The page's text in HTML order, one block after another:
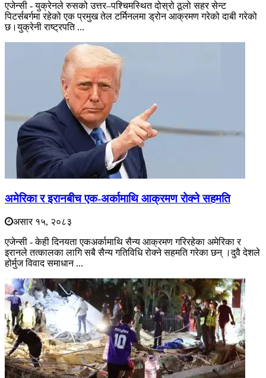
एजेन्सी - युक्रेनले रुसको उत्तर–पश्चिमस्थित दोस्रो ठूलो सहर सेन्ट
पिटर्सबर्गमा रहेको एक प्रमुख तेल टर्मिनलमा ड्रोन आक्रमण गरेको दाबी गरेको
छ।युक्रेनी राष्ट्रपति ...
अमेरिका र इरानबीच एक-अर्कामाथि आक्रमण रोक्ने सहमति
असार १५, २०८३
एजेन्सी - केही दिनयता एकअर्कामाथि सैन्य आक्रमण गरिरहेका अमेरिका र
इरानले तत्कालका लागि सबै सैन्य गतिविधि रोक्ने सहमति गरेका छन् ।दुवै देशले
होर्मुज विवाद समाधान ...